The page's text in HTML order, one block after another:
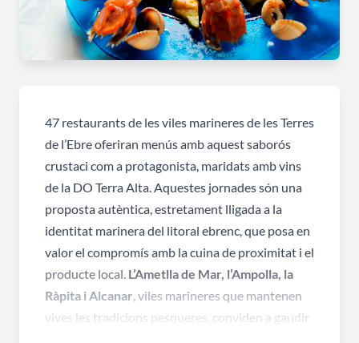
47 restaurants de les viles marineres de les Terres
de l’Ebre oferiran menús amb aquest saborós
crustaci com a protagonista, maridats amb vins
de la DO Terra Alta. Aquestes jornades són una
proposta autèntica, estretament lligada a la
identitat marinera del litoral ebrenc, que posa en
valor el compromís amb la cuina de proximitat i el
producte local. L’Ametlla de Mar, l’Ampolla, la
Ràpita i Alcanar, viles marineres que mantenen
vives les tradicions pesqueres, conviden a gaudir